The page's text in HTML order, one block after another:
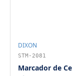
DIXON
STM-2081
Marcador de